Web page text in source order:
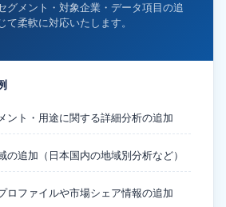
グメント・対象企業・データ項目の追
て柔軟に対応いたします。
ント・用途に関する詳細分析の追加
の追加（日本国内の地域別分析など）
ロファイルや市場シェア情報の追加